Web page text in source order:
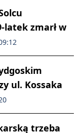
latek zmarł w
ul. Kossaka
trzeba